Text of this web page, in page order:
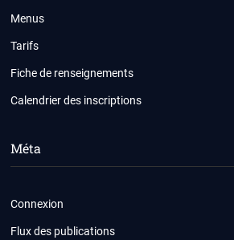
Menus
Tarifs
Fiche de renseignements
Calendrier des inscriptions
Méta
Connexion
Flux des publications